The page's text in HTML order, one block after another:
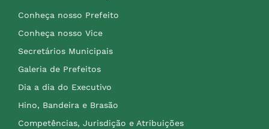
Conheça nosso Prefeito
Conheça nosso Vice
Secretários Municipais
Galeria de Prefeitos
Dia a dia do Executivo
Hino, Bandeira e Brasão
Competências, Jurisdição e Atribuições